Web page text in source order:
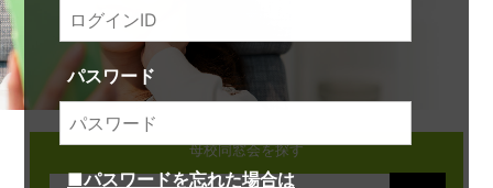
パスワード
■パスワードを忘れた場合は
母校同窓会を探す